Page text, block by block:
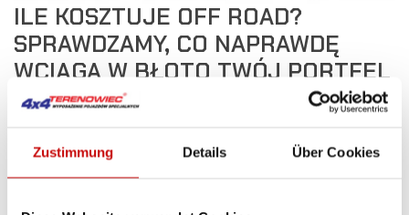
Zustimmung Details Über Cookies
ILE KOSZTUJE OFF ROAD?
SPRAWDZAMY, CO NAPRAWDĘ
WCIĄGA W BŁOTO TWÓJ PORTFEL
649Views 0Liked
jak przygoda życia, ale zanim wciśniesz gaz w podłogę,
warto wiedzieć, ile kosztuje off road na różnych
czy planujesz jeździć rekreacyjnie, startować w rajdach,